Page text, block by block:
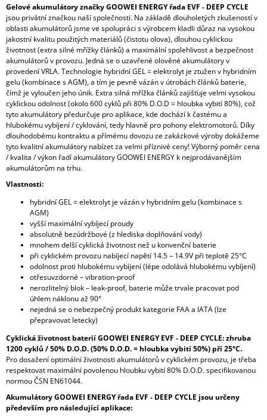
Gelové akumulátory značky GOOWEI ENERGY řada EVF - DEEP CYCLE
jsou privátní značkou naší společnosti. Na základě dlouholetých zkušeností v
oblasti akumulátorů jsme ve spolupráci s výrobcem kladli důraz na vysokou
jakostní kvalitu použitých materiálů (čistotu olova), dlouhou cyklickou
životnost (extra silné mřížky článků) a maximální spolehlivost a bezpečnost
akumulátorů v provozu. Jedná se o uzavřené olověné akumulátory v
provedení VRLA. Technologie hybridní GEL = elektrolyt je ztužen v hybridním
gelu (kombinace s AGM), a tím je pevně vázán v útrobách článků baterie,
čímž je vyloučen jeho únik. Extra silná mřížka článků zajišťuje velmi vysokou
cyklickou odolnost (okolo 600 cyklů při 80% D.O.D = hloubka vybití 80%), což
tyto akumulátory předurčuje pro aplikace, kde dochází k častému a
hlubokému vybíjení / cyklování, tedy hlavně pro pohony elektromotorů. Díky
dlouhodobému kontraktu a přímému dovozu ze zakázkové výroby dokážeme
tyto kvalitní akumulátory nabízet za velmi příznivé ceny! Výborný poměr cena
/ kvalita / výkon řadí akumulátory GOOWEI ENERGY k nejprodávanějším
akumulátorům na trhu.
Vlastnosti:
hybridní GEL = elektrolyt je vázán v hybridním gelu (kombinace s
AGM)
vyšší maximální vybíjecí proudy
absolutně bezúdržbové (z hlediska doplňování vody)
mnohem delší cyklická životnost než u konvenční baterie
při cyklickém provozu nabíjecí napětí 14.5 – 14.9V při teplotě 25°C
odolnost proti hlubokému vybíjení (lépe odolává hlubokému vybíjení)
otřesuvzdorné – vibration-proof
nerozlitelný blok – leak-proof, baterie může trvale pracovat pod
úhlem náklonu až 90°
nejedná se o nebezpečný produkt kategorie FAA a IATA (lze
přepravovat letecky)
Cyklická životnost baterií GOOWEI ENERGY EVF - DEEP CYCLE: zhruba
1200 cyklů / 50% D.O.D. (50% D.O.D. = hloubka vybití 50%) při 25°C.
Pro dosažení optimální životnosti akumulátorů v cyklickém provozu, je třeba
respektovat maximální povolenou hloubku vybití 80% D.O.D. specifikovanou
normou ČSN EN61044.
Akumulátory GOOWEI ENERGY řada EVF - DEEP CYCLE jsou určeny
především pro následující aplikace: